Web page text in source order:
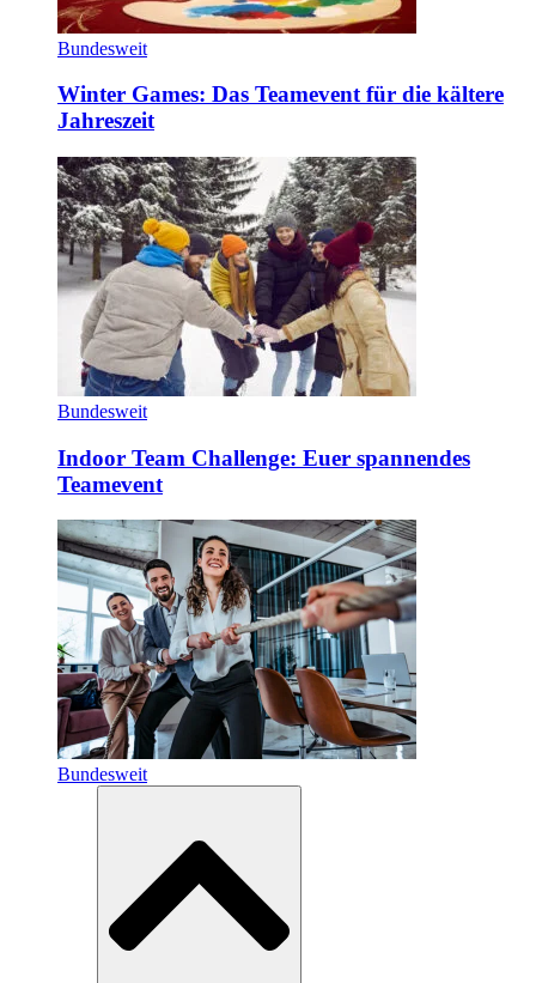
Bundesweit
Winter Games: Das Teamevent für die kältere
Jahreszeit
Bundesweit
Indoor Team Challenge: Euer spannendes
Teamevent
Bundesweit